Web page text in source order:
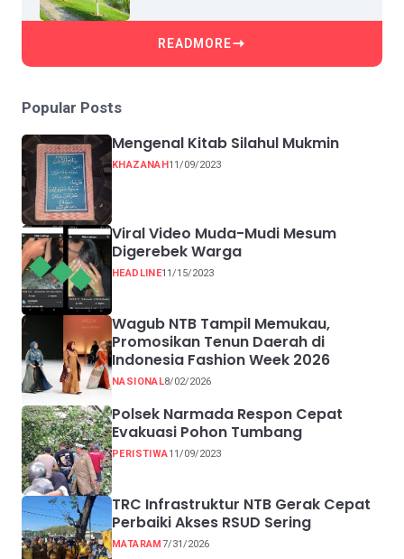
READMORE
Popular Posts
Mengenal Kitab Silahul Mukmin
KHAZANAH11/09/2023
Viral Video Muda-Mudi Mesum
Digerebek Warga
HEADLINE11/15/2023
Wagub NTB Tampil Memukau,
Promosikan Tenun Daerah di
Indonesia Fashion Week 2026
NASIONAL8/02/2026
Polsek Narmada Respon Cepat
Evakuasi Pohon Tumbang
PERISTIWA11/09/2023
TRC Infrastruktur NTB Gerak Cepat
Perbaiki Akses RSUD Sering
MATARAM7/31/2026